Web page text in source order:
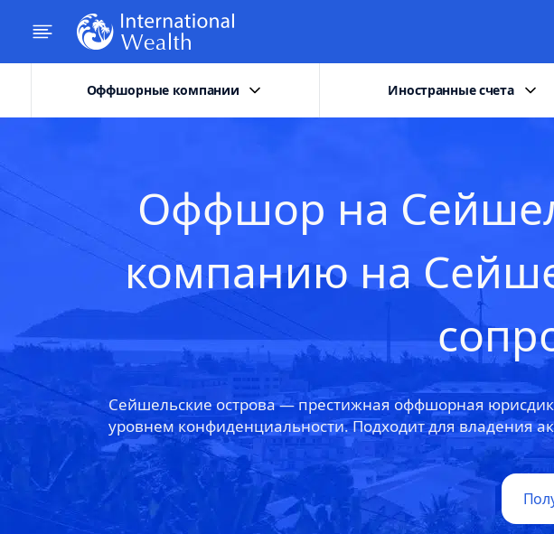
Оффшорные компании Иностранные счета
Оффшор на
компанию на
Сейшельские острова — престижная оффшорная
уровнем конфиденциальности. Подходит для владения